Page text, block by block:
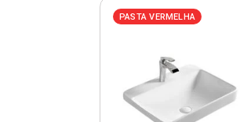
PASTA VERMELHA